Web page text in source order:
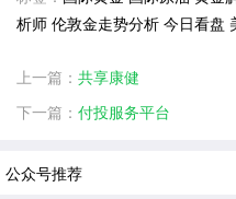
析师 伦敦金走势分析 今日看盘
上一篇： 共享康健
下一篇： 付投服务平台
公众号推荐